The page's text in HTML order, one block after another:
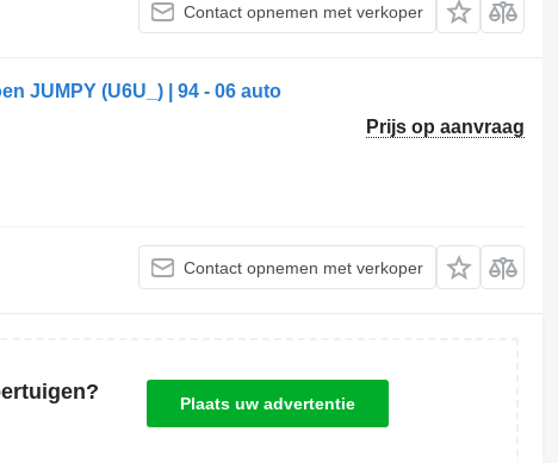
Contact opnemen met verkoper
JUMPY (U6U_) | 94 - 06 auto
Prijs op aanvraag
Contact opnemen met verkoper
Plaats uw advertentie